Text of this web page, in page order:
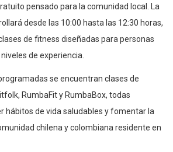
pensado para la comunidad local. La
desde las 10:00 hasta las 12:30 horas,
de fitness diseñadas para personas
de experiencia.
se encuentran clases de
RumbaFit y RumbaBox, todas
hábitos de vida saludables y fomentar la
chilena y colombiana residente en